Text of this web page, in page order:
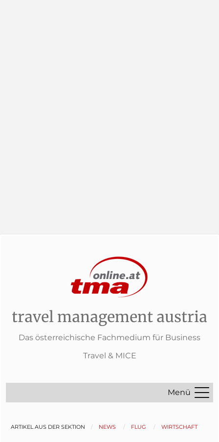
travel management austria
Das österreichische Fachmedium für Business
Travel & MICE
Menü
ARTIKEL AUS DER SEKTION NEWS FLUG WIRTSCHAFT